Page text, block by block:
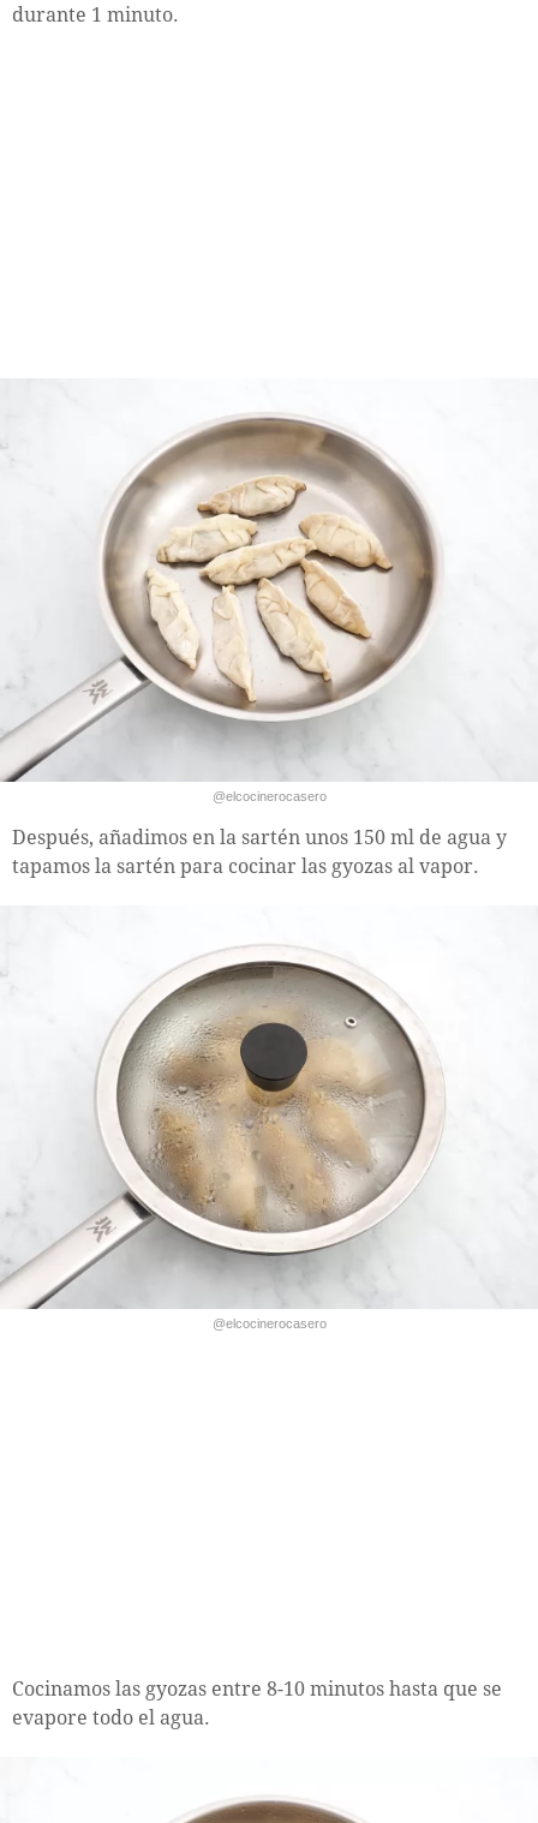
durante 1 minuto.
@elcocinerocasero
Después, añadimos en la sartén unos 150 ml de agua y
tapamos la sartén para cocinar las gyozas al vapor.
@elcocinerocasero
Cocinamos las gyozas entre 8-10 minutos hasta que se
evapore todo el agua.